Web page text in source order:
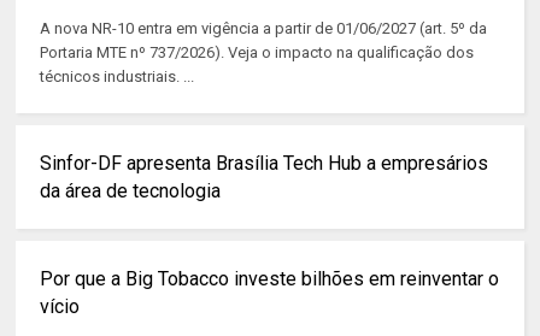
A nova NR-10 entra em vigência a partir de 01/06/2027 (art. 5º da
Portaria MTE nº 737/2026). Veja o impacto na qualificação dos
técnicos industriais. ...
Sinfor-DF apresenta Brasília Tech Hub a empresários
da área de tecnologia
Por que a Big Tobacco investe bilhões em reinventar o
vício